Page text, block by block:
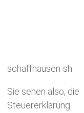
schaffhausen-sh
Sie sehen also, die
Steuererklärung